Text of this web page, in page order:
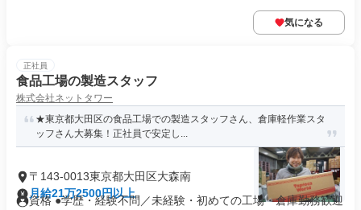
気になる
正社員
食品工場の製造スタッフ
株式会社ネットタワー
★東京都大田区の食品工場での製造スタッフさん、倉庫軽作業スタ
ッフさん大募集！正社員で安定し...
〒143-0013東京都大田区大森南
月給21万2500円以上
資格 ●学歴・経験不問／未経験・初めての工場・倉庫勤務歓迎